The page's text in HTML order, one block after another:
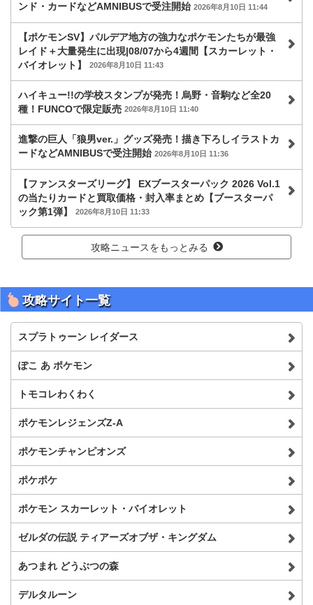
ンド・カードなどAMNIBUSで受注開始 2026年8月10日 11:44
【ポケモンSV】パルデア地方の強力なポケモンたちが最強
レイド＋大量発生に出現|08/07から4週間【スカーレット・
バイオレット】
2026年8月10日 11:43
ハイキュー!!の学校スタンプが発売！烏野・音駒など全20
種！FUNCOで限定販売 2026年8月10日 11:40
進撃の巨人「狼男ver.」グッズ発売！描き下ろしイラストカ
ードなどAMNIBUSで受注開始 2026年8月10日 11:36
【ファンスターズリーグ】 EXブースターパック 2026 Vol.1
の当たりカードと買取価格・封入率まとめ【ブースターパ
ック第1弾】
2026年8月10日 11:33
攻略ニュースをもっとみる
攻略サイト一覧
スプラトゥーン レイダース
ぽこ あ ポケモン
トモコレわくわく
ポケモンレジェンズZ-A
ポケモンチャンピオンズ
ポケポケ
ポケモン スカーレット・バイオレット
ゼルダの伝説 ティアーズオブザ・キングダム
あつまれ どうぶつの森
デルタルーン